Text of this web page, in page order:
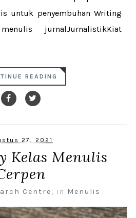
untuk penyembuhan Writing
jurnalJurnalistikKiat
READING
27, 2021
Kelas Menulis
Centre, in Menulis